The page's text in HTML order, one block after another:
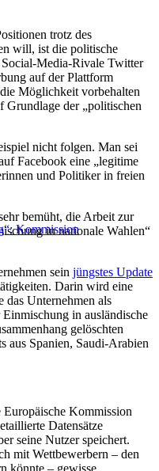
trotz des
will, ist die politische
Media-Rivale Twitter
auf der Plattform
Möglichkeit vorbehalten
der „politischen
nicht folgen. Man sei
Facebook eine „legitime
und Politiker in freien
Kommission
bemüht, die Arbeit zur
in nationale Wahlen“
sein jüngstes Update
Darin wird eine
das Unternehmen als
in ausländische
gelöschten
aus Spanien, Saudi-Arabien
Kommission
Datensätze
seine Nutzer speichert.
mit Wettbewerbern – den